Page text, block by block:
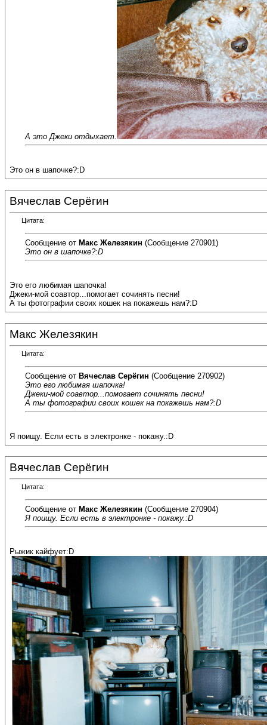
А это Джеки отдыхает.
Это он в шапочке?:D
Вячеслав Серёгин
Цитата:
Сообщение от Макс Железякин (Сообщение 270901)
Это он в шапочке?:D
Это его любимая шапочка!
Джеки-мой соавтор...помогает сочинять песни!
А ты фотографии своих кошек на покажешь нам?:D
Макс Железякин
Цитата:
Сообщение от Вячеслав Серёгин (Сообщение 270902)
Это его любимая шапочка!
Джеки-мой соавтор...помогает сочинять песни!
А ты фотографии своих кошек на покажешь нам?:D
Я поищу. Если есть в электронке - покажу.:D
Вячеслав Серёгин
Цитата:
Сообщение от Макс Железякин (Сообщение 270904)
Я поищу. Если есть в электронке - покажу.:D
Рыжик кайфует:D